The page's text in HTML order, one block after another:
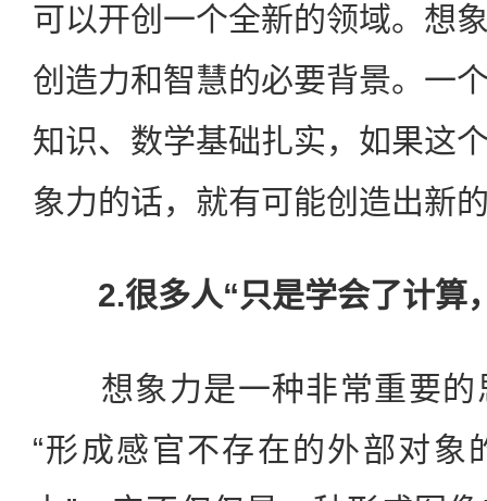
可以开创一个全新的领域。想
创造力和智慧的必要背景。一
知识、数学基础扎实，如果这
象力的话，就有可能创造出新
2.很多人“只是学会了计算
想象力是一种非常重要的
“形成感官不存在的外部对象